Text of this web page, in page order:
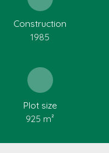
Construction
1985
Plot size
925 m²